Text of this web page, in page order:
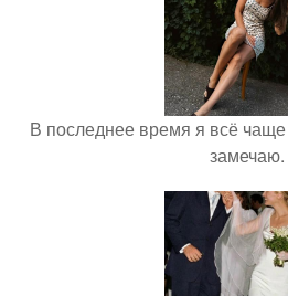
В последнее время я всё
замечаю.